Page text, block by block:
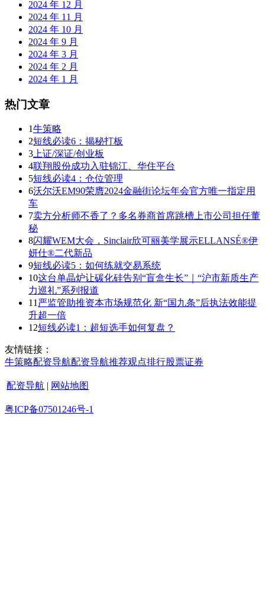
2024 年 12 月
2024 年 11 月
2024 年 10 月
2024 年 9 月
2024 年 3 月
2024 年 2 月
2024 年 1 月
热门文章
1牛策略
2短线必读6：揭秘打板
3 上证/深证/创业板
4联翔股份成功入驻锦江、华住平台
5短线必读4：仓位管理
6沃尔沃EM90荣膺2024金融街论坛年会官方唯一指定用
车
7卖方分析师不香了？多名券商首席跳槽上市公司担任董
秘
8闪耀WEM大会，Sinclair欣可丽美学展示ELLANSÉ®伊
妍仕®二代新品
9短线必读5：如何练就交易系统
10这台单晶炉让碳化硅告别“盲盒生长”｜“沪市新质生产
力巡礼”系列报道
11 严监管助推资本市场规范化 新“国九条”后执法效能提
升超一倍
12短线必读1：超短选手如何复盘？
友情链接：
牛策略配资导航配资导航推荐观点排行股票证券
配资导航 | 网站地图
粤ICP备07501246号-1